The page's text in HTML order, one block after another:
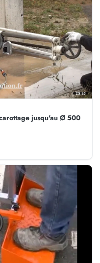
25:35
jusqu'au Ø 500